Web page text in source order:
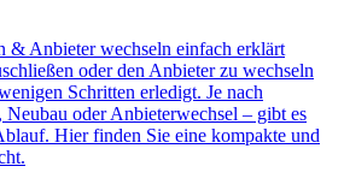
& Anbieter wechseln einfach erklärt
oder den Anbieter zu wechseln
Schritten erledigt. Je nach
oder Anbieterwechsel – gibt es
Hier finden Sie eine kompakte und